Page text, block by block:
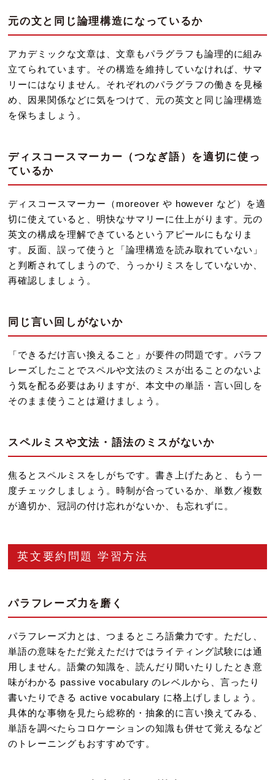
元の文と同じ論理構造になっているか
アカデミックな文章は、文章もパラグラフも論理的に組み
立てられています。その構造を維持していなければ、サマ
リーにはなりません。それぞれのパラグラフの働きを見極
め、因果関係などに気をつけて、元の英文と同じ論理構造
を保ちましょう。
ディスコースマーカー（つなぎ語）を適切に使っ
ているか
ディスコースマーカー（moreover や however など）を適
切に使えていると、明快なサマリーに仕上がります。元の
英文の構成を理解できているというアピールにもなりま
す。反面、誤って使うと「論理構造を読み取れていない」
と判断されてしまうので、うっかりミスをしていないか、
再確認しましょう。
同じ言い回しがないか
「できるだけ言い換えること」が要件の問題です。パラフ
レーズしたことでスペルや文法のミスが出ることのないよ
う気を配る必要はありますが、本文中の単語・言い回しを
そのまま使うことは避けましょう。
スペルミスや文法・語法のミスがないか
焦るとスペルミスをしがちです。書き上げたあと、もう一
度チェックしましょう。時制が合っているか、単数／複数
が適切か、冠詞の付け忘れがないか、も忘れずに。
英文要約問題 学習方法
パラフレーズ力を磨く
パラフレーズ力とは、つまるところ語彙力です。ただし、
単語の意味をただ覚えただけではライティング試験には通
用しません。語彙の知識を、読んだり聞いたりしたとき意
味がわかる passive vocabulary のレベルから、言ったり
書いたりできる active vocabulary に格上げしましょう。
具体的な事物を見たら総称的・抽象的に言い換えてみる、
単語を調べたらコロケーションの知識も併せて覚えるなど
のトレーニングもおすすめです。